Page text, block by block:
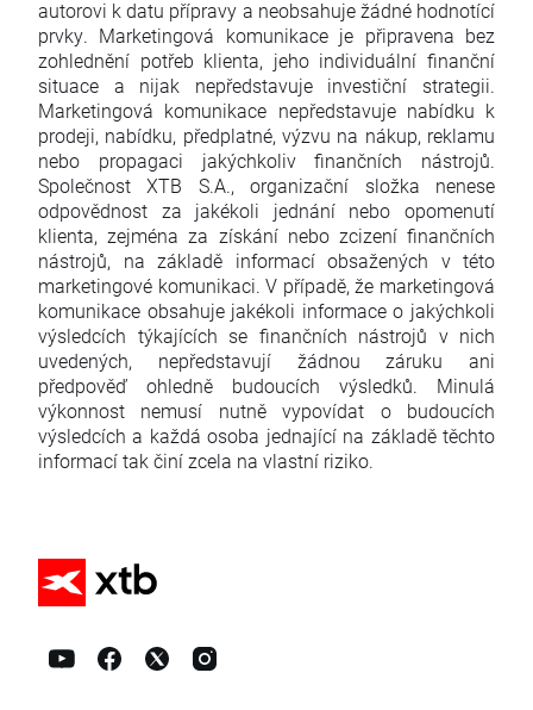
autorovi k datu přípravy a neobsahuje žádné hodnotící
prvky. Marketingová komunikace je připravena bez
zohlednění potřeb klienta, jeho individuální finanční
situace a nijak nepředstavuje investiční strategii.
Marketingová komunikace nepředstavuje nabídku k
prodeji, nabídku, předplatné, výzvu na nákup, reklamu
nebo propagaci jakýchkoliv finančních nástrojů.
Společnost XTB S.A., organizační složka nenese
odpovědnost za jakékoli jednání nebo opomenutí
klienta, zejména za získání nebo zcizení finančních
nástrojů, na základě informací obsažených v této
marketingové komunikaci. V případě, že marketingová
komunikace obsahuje jakékoli informace o jakýchkoli
výsledcích týkajících se finančních nástrojů v nich
uvedených, nepředstavují žádnou záruku ani
předpověď ohledně budoucích výsledků. Minulá
výkonnost nemusí nutně vypovídat o budoucích
výsledcích a každá osoba jednající na základě těchto
informací tak činí zcela na vlastní riziko.